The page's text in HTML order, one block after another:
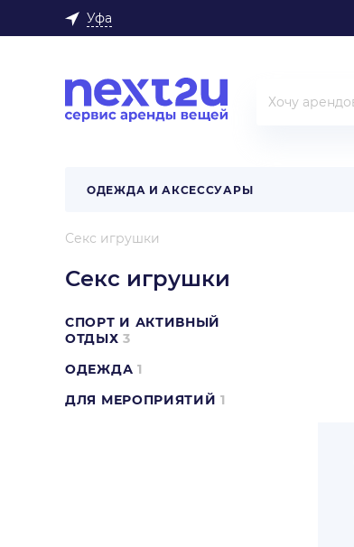
Уфа
ОДЕЖДА И АКСЕССУАРЫ
Секс игрушки
Секс игрушки
СПОРТ И АКТИВНЫЙ
ОТДЫХ 3
ОДЕЖДА 1
ДЛЯ МЕРОПРИЯТИЙ 1